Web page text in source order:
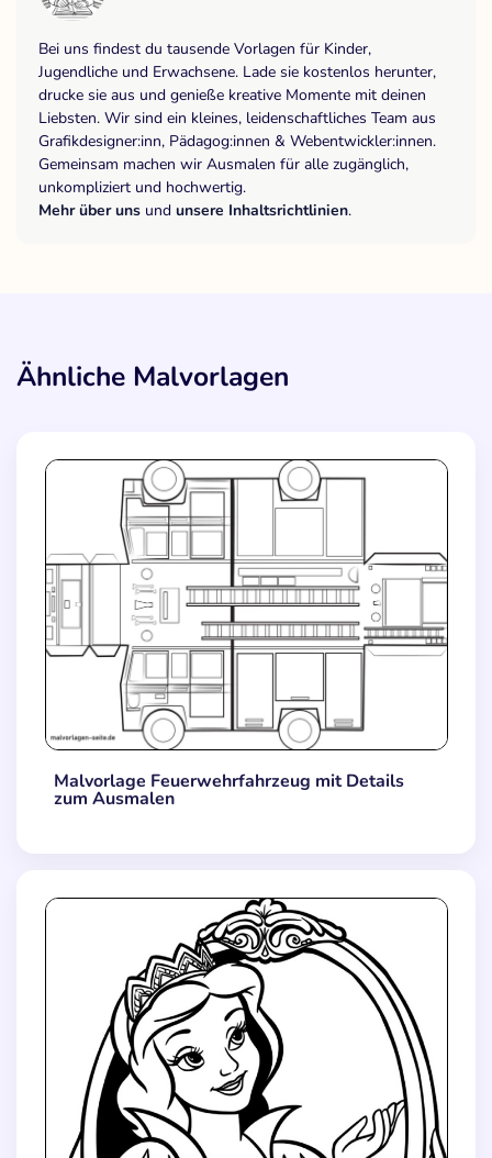
Bei uns findest du tausende Vorlagen für Kinder,
Jugendliche und Erwachsene. Lade sie kostenlos herunter,
drucke sie aus und genieße kreative Momente mit deinen
Liebsten. Wir sind ein kleines, leidenschaftliches Team aus
Grafikdesigner:inn, Pädagog:innen & Webentwickler:innen.
Gemeinsam machen wir Ausmalen für alle zugänglich,
unkompliziert und hochwertig.
Mehr über uns und unsere Inhaltsrichtlinien.
Ähnliche Malvorlagen
Malvorlage Feuerwehrfahrzeug mit Details
zum Ausmalen